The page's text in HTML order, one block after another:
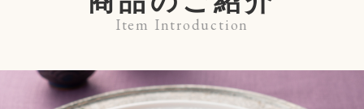
Item Introduction